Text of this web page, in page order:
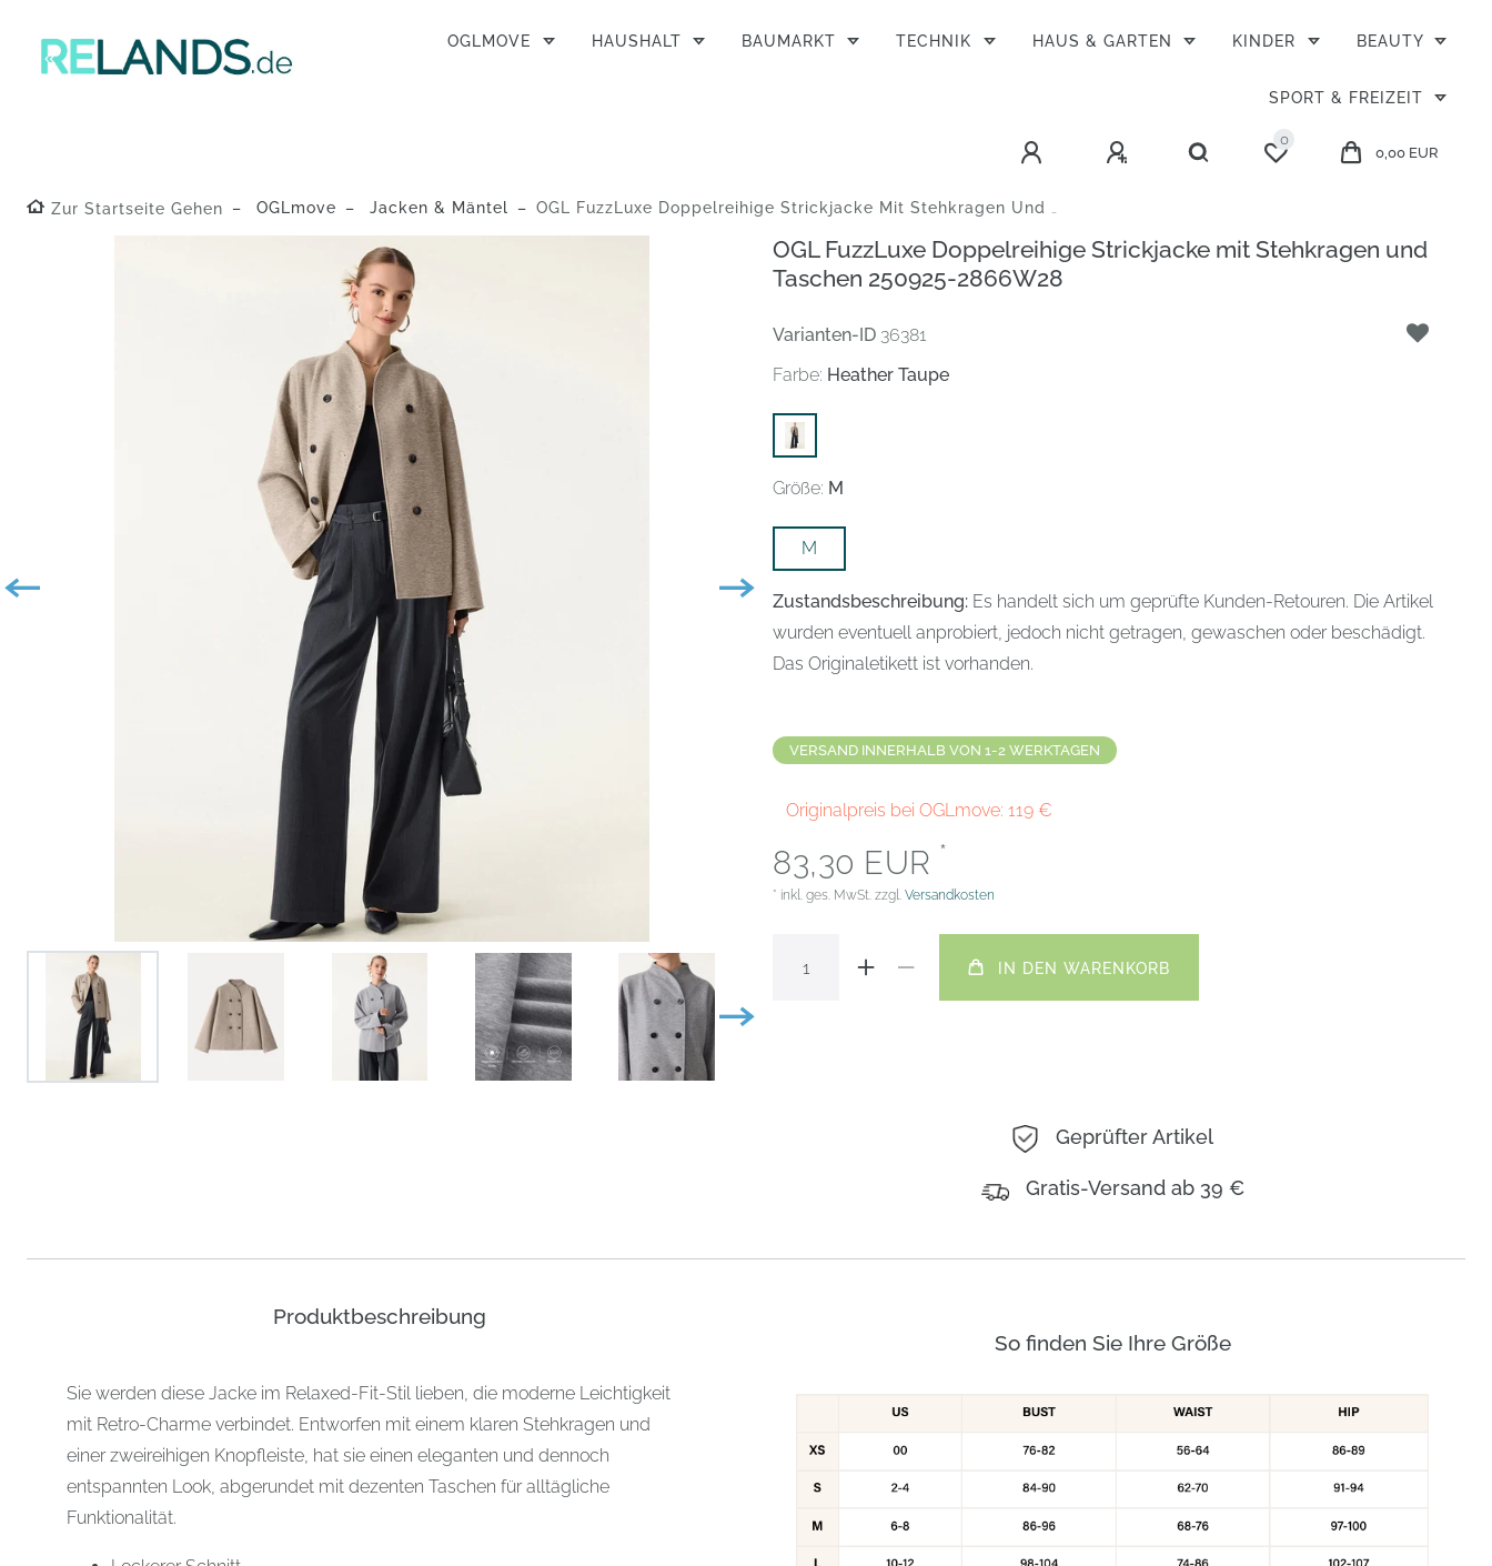
OGLMOVE HAUSHALT BAUMARKT TECHNIK HAUS & GARTEN KINDER BEAUTY
SPORT & FREIZEIT
0
0,00 EUR
Zur Startseite Gehen OGLmove Jacken & Mäntel OGL FuzzLuxe Doppelreihige Strickjacke Mit Stehkragen Und Taschen 250925-2866W28
OGL FuzzLuxe Doppelreihige Strickjacke mit Stehkragen und
Taschen 250925-2866W28
Varianten-ID 36381
Farbe: Heather Taupe
Größe: M
M
Zustandsbeschreibung: Es handelt sich um geprüfte Kunden-Retouren. Die Artikel
wurden eventuell anprobiert, jedoch nicht getragen, gewaschen oder beschädigt.
Das Originaletikett ist vorhanden.
VERSAND INNERHALB VON 1-2 WERKTAGEN
Originalpreis bei OGLmove: 119 €
83,30 EUR *
* inkl. ges. MwSt. zzgl. Versandkosten
IN DEN WARENKORB
Geprüfter Artikel
Gratis-Versand ab 39 €
Produktbeschreibung
Sie werden diese Jacke im Relaxed-Fit-Stil lieben, die moderne Leichtigkeit
mit Retro-Charme verbindet. Entworfen mit einem klaren Stehkragen und
einer zweireihigen Knopfleiste, hat sie einen eleganten und dennoch
entspannten Look, abgerundet mit dezenten Taschen für alltägliche
Funktionalität.
So finden Sie Ihre Größe